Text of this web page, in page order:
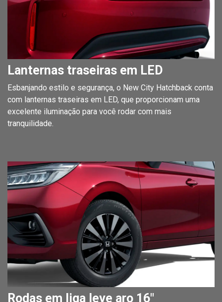
Lanternas traseiras em LED
Esbanjando estilo e segurança, o New City Hatchback conta
com lanternas traseiras em LED, que proporcionam uma
excelente iluminação para você rodar com mais
tranquilidade.
Rodas em liga leve aro 16"